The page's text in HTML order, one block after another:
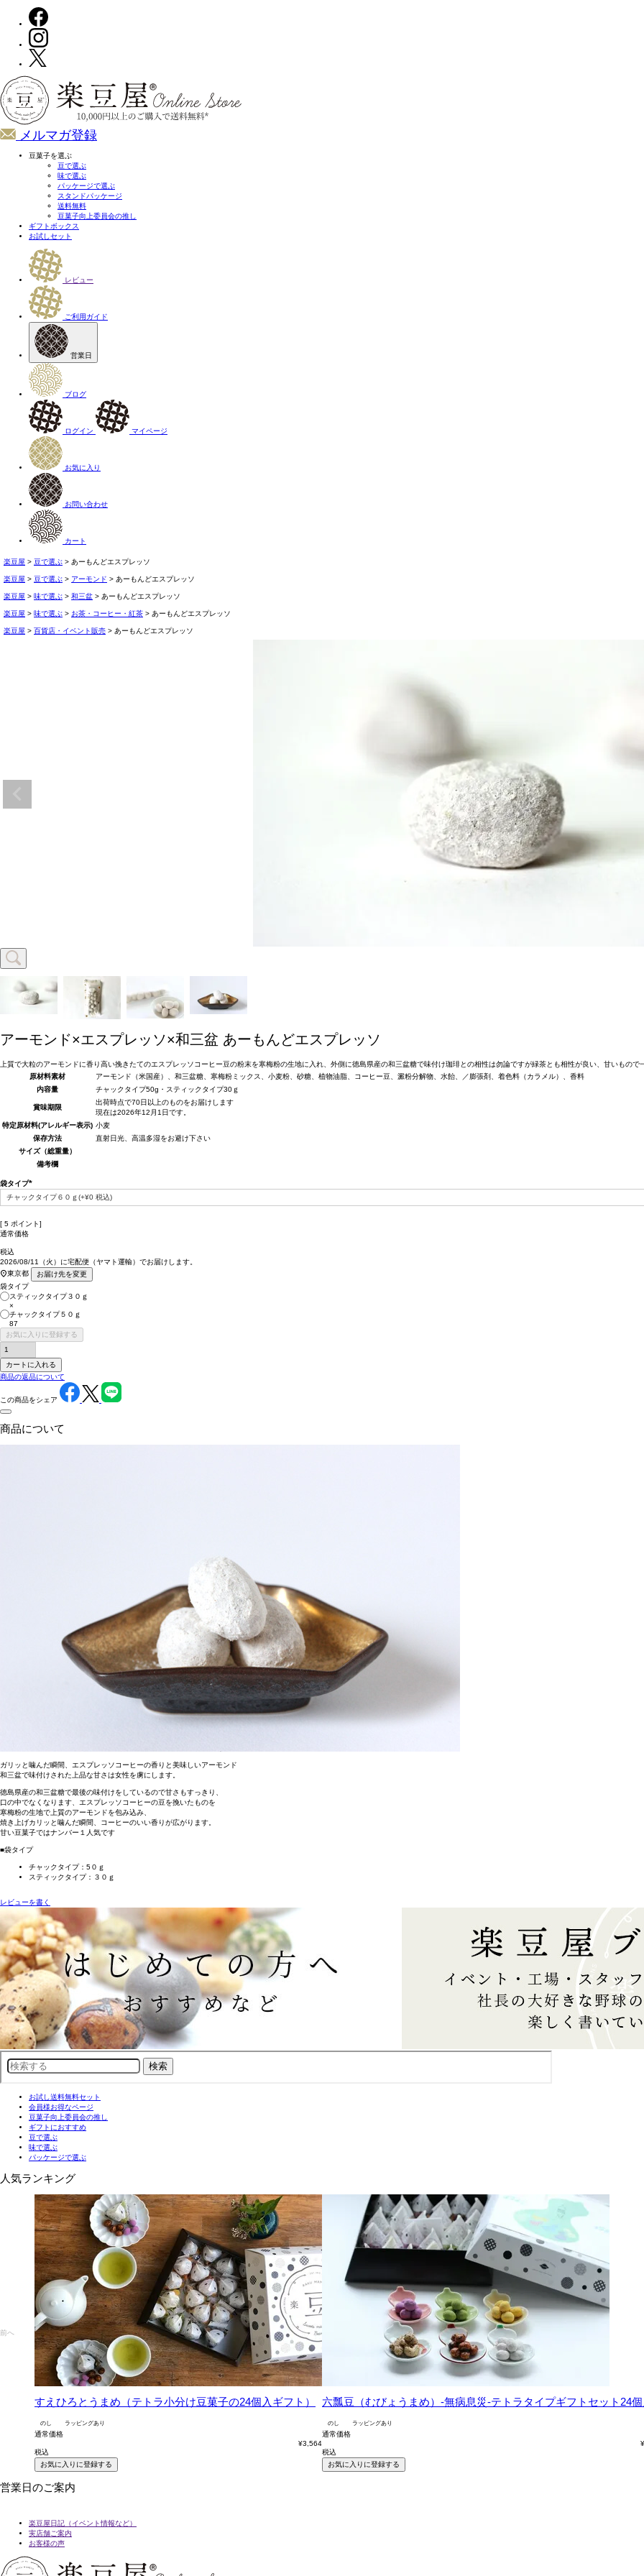
メルマガ登録
豆菓子を選ぶ
豆で選ぶ
味で選ぶ
パッケージで選ぶ
スタンドパッケージ
送料無料
豆菓子向上委員会の推し
ギフトボックス
お試しセット
レビュー
ご利用ガイド
営業日
ブログ
ログイン マイページ
お気に入り
お問い合わせ
カート
楽豆屋 豆で選ぶ あーもんどエスプレッソ
楽豆屋 豆で選ぶ アーモンド あーもんどエスプレッソ
楽豆屋 味で選ぶ 和三盆 あーもんどエスプレッソ
楽豆屋 味で選ぶ お茶・コーヒー・紅茶 あーもんどエスプレッソ
楽豆屋 百貨店・イベント販売 あーもんどエスプレッソ
アーモンド×エスプレッソ×和三盆 あーもんどエスプレッソ
上質で大粒のアーモンドに香り高い挽きたてのエスプレッソコーヒー豆の粉末を寒梅粉の生地に入れ、外側に徳島県産の和三盆糖で味付け珈琲との相性は勿論ですが緑茶とも相性が良い、甘いもので
原材料素材
アーモンド（米国産）、和三盆糖、寒梅粉ミックス、小麦粉、砂糖、植物油脂、コーヒー豆、澱粉分解物、水飴、／膨張剤、着色料（カラメル）、香料
内容量
チャックタイプ50g・スティックタイプ30ｇ
賞味期限
出荷時点で70日以上のものをお届けします
現在は2026年12月1日です。
特定原材料(アレルギー表示) 小麦
保存方法
直射日光、高温多湿をお避け下さい
サイズ（総重量）
備考欄
袋タイプ
(必
須)
[ 5 ポイント]
通常価格
税込
2026/08/11（火） に宅配便（ヤマト運輸） でお届けします。
東京都
お届け先を変更
袋タイプ
スティックタイプ３０ｇ
×
チャックタイプ５０ｇ
87
お気に入りに登録する
カートに入れる
商品の返品について
この商品をシェア
商品について
ガリッと噛んだ瞬間、エスプレッソコーヒーの香りと美味しいアーモンド
和三盆で味付けされた上品な甘さは女性を虜にします。
徳島県産の和三盆糖で最後の味付けをしているので甘さもすっきり、
口の中でなくなります、エスプレッソコーヒーの豆を挽いたものを
寒梅粉の生地で上質のアーモンドを包み込み、
焼き上げカリッと噛んだ瞬間、コーヒーのいい香りが広がります。
甘い豆菓子ではナンバー１人気です
■袋タイプ
チャックタイプ：5０ｇ
スティックタイプ：３０ｇ
レビューを書く
お試し送料無料セット
会員様お得なページ
豆菓子向上委員会の推し
ギフトにおすすめ
豆で選ぶ
味で選ぶ
パッケージで選ぶ
人気ランキング
前へ
すえひろとうまめ（テトラ小分け豆菓子の24個入ギフト）
のし ラッピングあり
通常価格
¥3,564
税込
お気に入りに登録する
六瓢豆（むびょうまめ）-無病息災-テトラタイプギフトセット24個
のし ラッピングあり
通常価格
¥
税込
お気に入りに登録する
営業日のご案内
楽豆屋日記（イベント情報など）
実店舗ご案内
お客様の声